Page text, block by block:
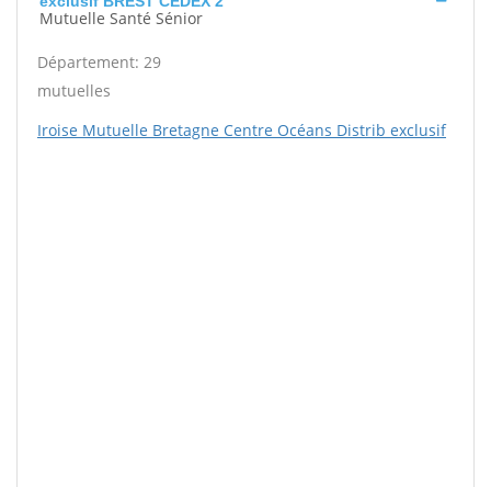
Mutuelle Santé Sénior
Département: 29
mutuelles
Iroise Mutuelle Bretagne Centre Océans Distrib exclusif